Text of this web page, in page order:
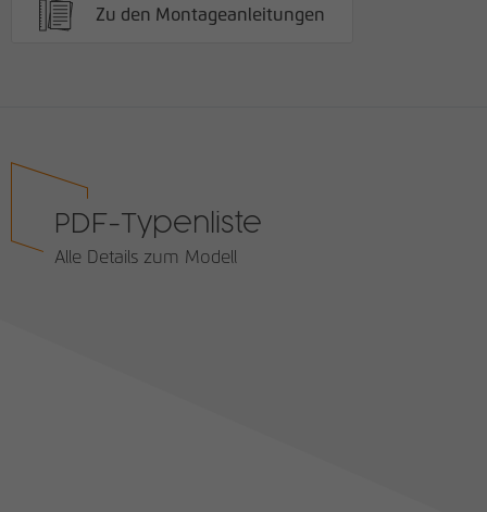
Zu den Montageanleitungen
PDF-Typenliste
Alle Details zum Modell